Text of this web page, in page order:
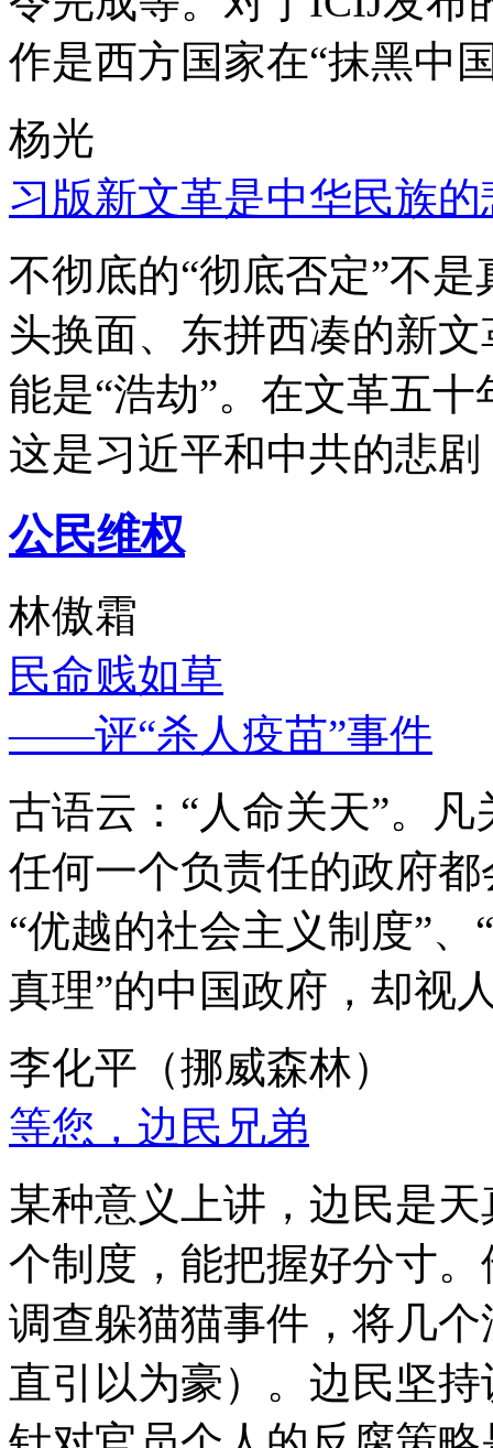
作是西方国家在“抹黑中
杨光
习版新文革是中华民族的
不彻底的“彻底否定”不
头换面、东拼西凑的新
能是“浩劫”。在文革五
这是习近平和中共的悲
公民维权
林傲霜
民命贱如草
——评“杀人疫苗”事件
古语云：“人命关天”。
任何一个负责任的政府
“优越的社会主义制度”
真理”的中国政府，却视
李化平（挪威森林）
等您，边民兄弟
某种意义上讲，边民是
个制度，能把握好分寸
调查躲猫猫事件，将几
直引以为豪）。边民坚